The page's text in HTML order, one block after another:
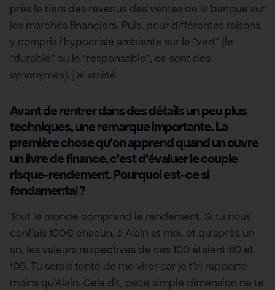
près le tiers des revenus des ventes de la banque sur
les marchés financiers. Puis, pour différentes raisons,
y compris l’hypocrisie ambiante sur le “vert” (le
“durable” ou le “responsable”, ce sont des
synonymes), j’ai arrêté.
Avant de rentrer dans des détails un peu plus
techniques, une remarque importante. La
première chose qu’on apprend quand un ouvre
un livre de finance, c’est d’évaluer le couple
risque-rendement. Pourquoi est-ce si
fondamental ?
Tout le monde comprend le rendement. Si tu nous
confiais 100€ chacun, à Alain et moi, et qu’après un
an, les valeurs respectives de ces 100 étaient 110 et
105. Tu serais tenté de me virer car je t’ai rapporté
moins qu’Alain. Cela dit, cette simple dimension ne te